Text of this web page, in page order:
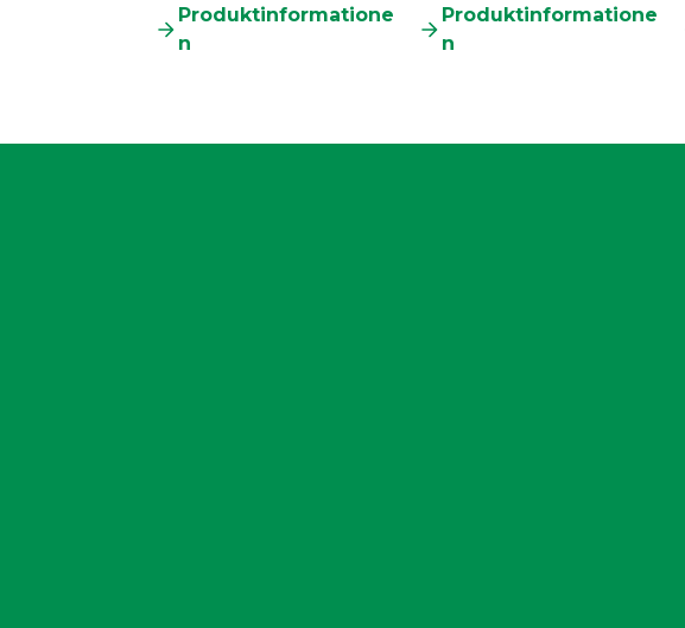
Produktinformatione
n
Produktinformatione
n